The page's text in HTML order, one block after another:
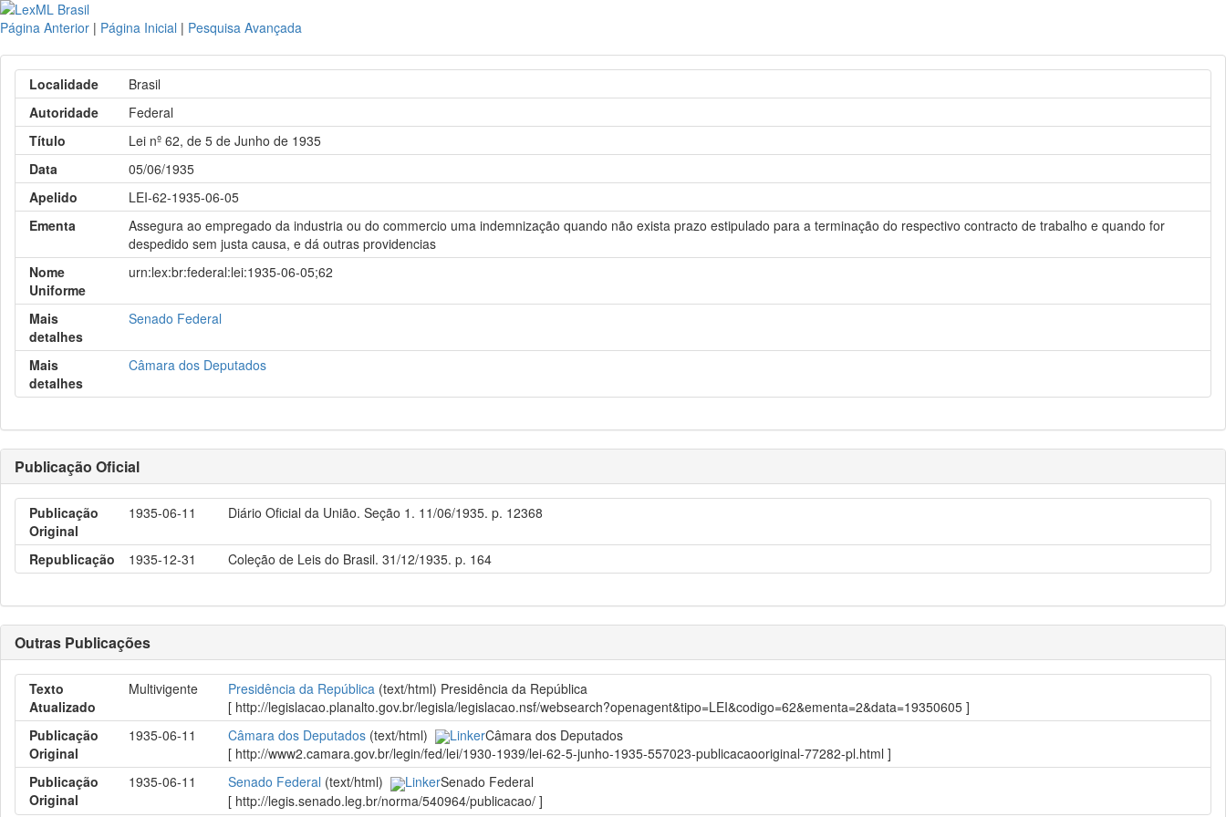
Página Anterior | Página Inicial | Pesquisa Avançada
Localidade
Brasil
Autoridade
Federal
Título
Lei nº 62, de 5 de Junho de 1935
Data
05/06/1935
Apelido
LEI-62-1935-06-05
Ementa
Assegura ao empregado da industria ou do commercio uma indemnização quando não exista prazo estipulado para a terminação do respectivo contracto de trabalho e quando for
despedido sem justa causa, e dá outras providencias
Nome
Uniforme
urn:lex:br:federal:lei:1935-06-05;62
Mais
detalhes
Senado Federal
Mais
detalhes
Câmara dos Deputados
Publicação Oficial
Publicação
Original
1935-06-11 Diário Oficial da União. Seção 1. 11/06/1935. p. 12368
Republicação 1935-12-31 Coleção de Leis do Brasil. 31/12/1935. p. 164
Outras Publicações
Texto
Atualizado
Multivigente Presidência da República (text/html) Presidência da República
[ http://legislacao.planalto.gov.br/legisla/legislacao.nsf/websearch?openagent&tipo=LEI&codigo=62&ementa=2&data=19350605 ]
Publicação
Original
1935-06-11 Câmara dos Deputados (text/html) LinkerCâmara dos Deputados
[ http://www2.camara.gov.br/legin/fed/lei/1930-1939/lei-62-5-junho-1935-557023-publicacaooriginal-77282-pl.html ]
Publicação
Original
1935-06-11 Senado Federal (text/html) LinkerSenado Federal
[ http://legis.senado.leg.br/norma/540964/publicacao/ ]